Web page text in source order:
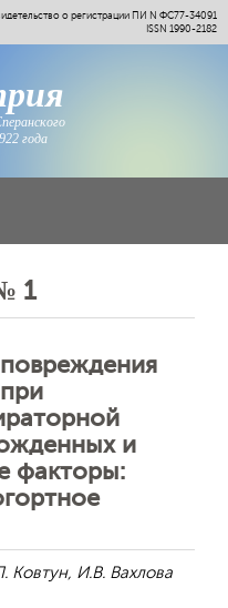
о регистрации ПИ N ФС77-34091
ISSN 1990-2182
года
1
и
факторы:
Ковтун, И.В. Вахлова